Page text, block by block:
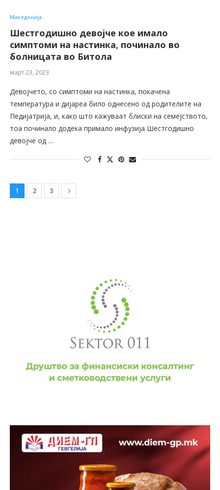
Македонија
Шестгодишно девојче кое имало
симптоми на настинка, починало во
болницата во Битола
март 23, 2023
Девојчето, со симптоми на настинка, покачена
температура и дијареа било однесено од родителите на
Педијатрија, и, како што кажуваат блиски на семејството,
тоа починало додека примало инфузија Шестгодишно
девојче од …
1 2 3